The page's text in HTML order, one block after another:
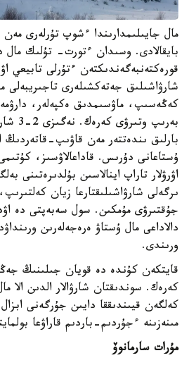
مال جايىلىمدارىندا ءشوپ تۇرلەرى مەن
بايقالادى. وسىدان ءتورت- تۇلىك
قورەكتەنبەگەندىكتەن ءتۇرلى تابيعي
شارۋاشىلىق جەتەكشىلەرى تاجىريبەلى
كەڭەسىپ، ماۋسىمدىق ەكپەلەر،
بارلىق ىندەتتەر مەن قاۋىپ-قاتەردىڭ
ۇستاعانى دۇرىس. قاداعالاۋسىز،
اۋرۋلار تاراپ اينالاسىن بۇلدىرەتىنى
ىرگەلى شارۋاشىلىقتارعا زيان
جۇقتىرۋى مۇمكىن. سول سەبەپتى دە
دالاداعى مال ۇستاۋ ەرەجەلەرىن
ورىندى.
قايتكەن كۇندە دە قويان جىلىنىڭ
كەرەك. سوندىقتان شارۋالار الدىن
كەلگەن قيىندىققا دايىن جۇرگەنى
مىنەزىنە ءجۇردىم-باردىم قاراۋعا
مۇرات سارمانوۆ